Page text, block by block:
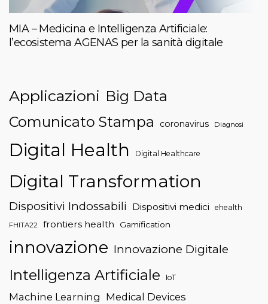
MIA – Medicina e Intelligenza Artificiale:
l’ecosistema AGENAS per la sanità digitale
Applicazioni Big Data
Comunicato Stampa
coronavirus Diagnosi
Digital Health Digital Healthcare
Digital Transformation
Dispositivi Indossabili Dispositivi medici ehealth
FHITA22 frontiers health Gamification
innovazione Innovazione Digitale
Intelligenza Artificiale IoT
Machine Learning Medical Devices